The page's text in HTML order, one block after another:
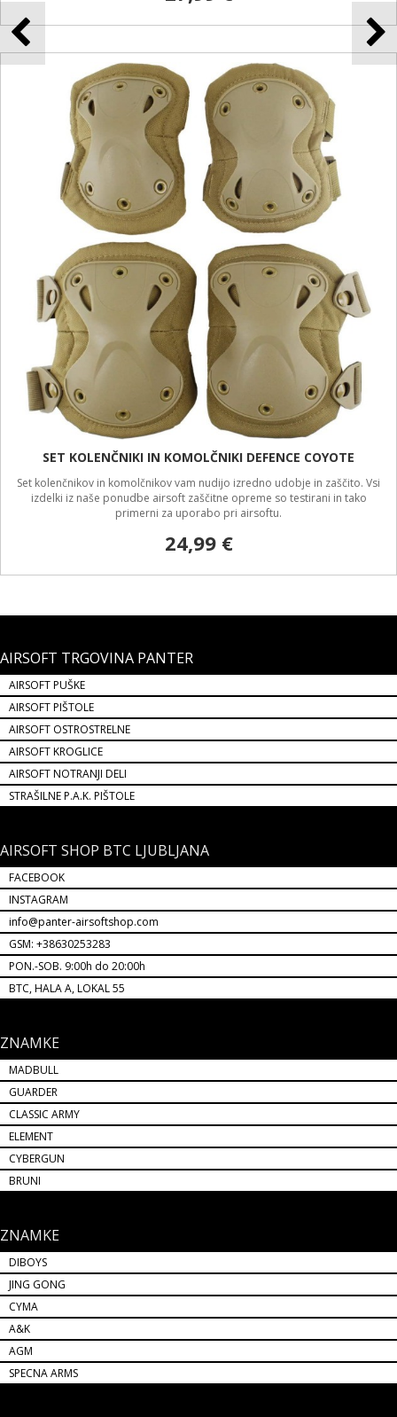
SET KOLENČNIKI IN KOMOLČNIKI DEFENCE COYOTE
Set kolenčnikov in komolčnikov vam nudijo izredno udobje in zaščito. Vsi
izdelki iz naše ponudbe airsoft zaščitne opreme so testirani in tako
primerni za uporabo pri airsoftu.
24,99 €
AIRSOFT TRGOVINA PANTER
AIRSOFT PUŠKE
AIRSOFT PIŠTOLE
AIRSOFT OSTROSTRELNE
AIRSOFT KROGLICE
AIRSOFT NOTRANJI DELI
STRAŠILNE P.A.K. PIŠTOLE
AIRSOFT SHOP BTC LJUBLJANA
FACEBOOK
INSTAGRAM
info@panter-airsoftshop.com
GSM: +38630253283
PON.-SOB. 9:00h do 20:00h
BTC, HALA A, LOKAL 55
ZNAMKE
MADBULL
GUARDER
CLASSIC ARMY
ELEMENT
CYBERGUN
BRUNI
ZNAMKE
DIBOYS
JING GONG
CYMA
A&K
AGM
SPECNA ARMS